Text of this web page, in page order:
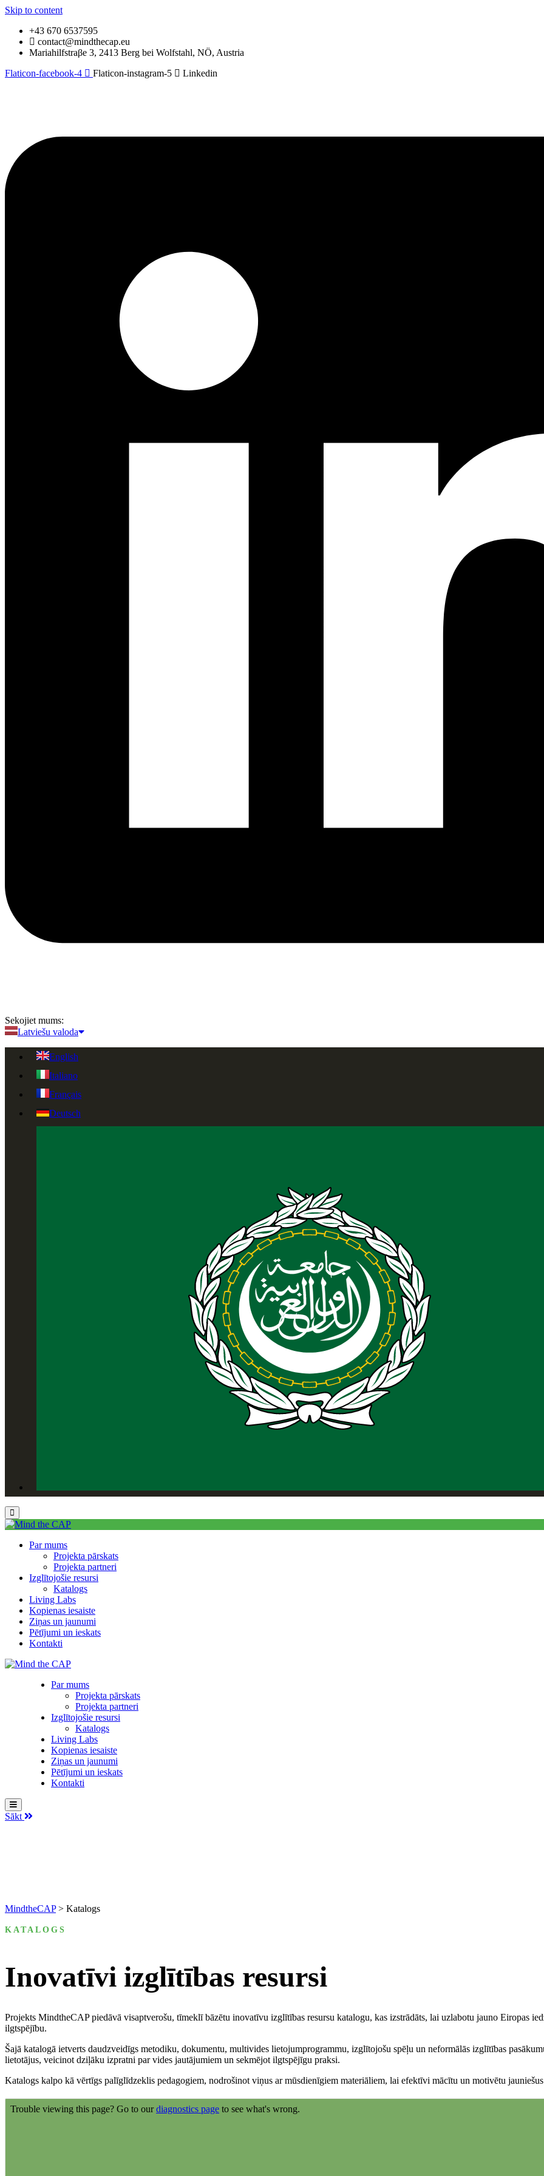
Skip to content
+43 670 6537595
contact@mindthecap.eu
Mariahilfstraβe 3, 2413 Berg bei Wolfstahl, NÖ, Austria
Flaticon-facebook-4
Flaticon-instagram-5 Linkedin
Sekojiet mums:
Latviešu valoda
English
Italiano
Français
Deutsch
Par mums
Projekta pārskats
Projekta partneri
Izglītojošie resursi
Katalogs
Living Labs
Kopienas iesaiste
Ziņas un jaunumi
Pētījumi un ieskats
Kontakti
Par mums
Projekta pārskats
Projekta partneri
Izglītojošie resursi
Katalogs
Living Labs
Kopienas iesaiste
Ziņas un jaunumi
Pētījumi un ieskats
Kontakti
Sākt
MindtheCAP> Katalogs
KATALOGS
Inovatīvi izglītības resursi
Projekts MindtheCAP piedāvā visaptverošu, tīmeklī bāzētu inovatīvu izglītības resursu katalogu, kas izstrādāts, lai uzlabotu jauno Eiropas
ilgtspējību.
Šajā katalogā ietverts daudzveidīgs metodiku, dokumentu, multivides lietojumprogrammu, izglītojošu spēļu un neformālās izglītības
lietotājus, veicinot dziļāku izpratni par vides jautājumiem un sekmējot ilgtspējīgu praksi.
Katalogs kalpo kā vērtīgs palīglīdzeklis pedagogiem, nodrošinot viņus ar mūsdienīgiem materiāliem, lai efektīvi mācītu un motivētu